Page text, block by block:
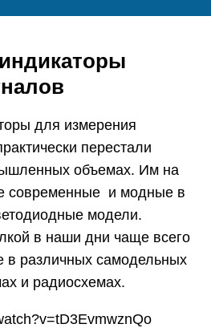
для измерения
перестали
объемах. Им на
современные и модные в
модели.
в наши дни чаще всего
в различных самодельных
и радиосхемах.